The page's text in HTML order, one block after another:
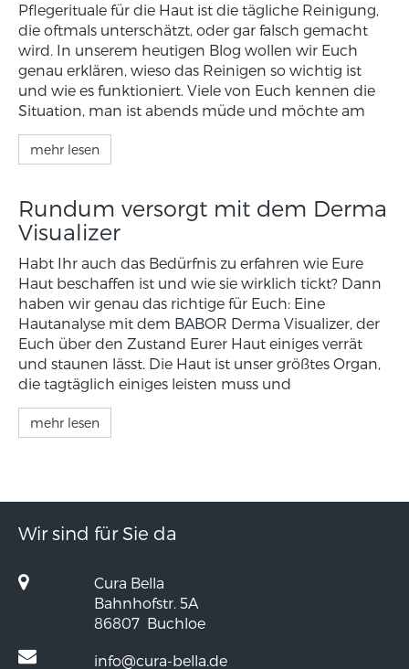
Pflegerituale für die Haut ist die tägliche Reinigung,
die oftmals unterschätzt, oder gar falsch gemacht
wird. In unserem heutigen Blog wollen wir Euch
genau erklären, wieso das Reinigen so wichtig ist
und wie es funktioniert. Viele von Euch kennen die
Situation, man ist abends müde und möchte am
mehr lesen
Rundum versorgt mit dem Derma
Visualizer
Habt Ihr auch das Bedürfnis zu erfahren wie Eure
Haut beschaffen ist und wie sie wirklich tickt? Dann
haben wir genau das richtige für Euch: Eine
Hautanalyse mit dem BABOR Derma Visualizer, der
Euch über den Zustand Eurer Haut einiges verrät
und staunen lässt. Die Haut ist unser größtes Organ,
die tagtäglich einiges leisten muss und
mehr lesen
Wir sind für Sie da
Cura Bella
Bahnhofstr. 5A
86807 Buchloe
info@cura-bella.de